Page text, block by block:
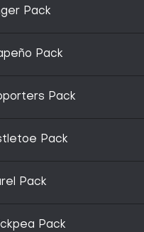
Pack
Pack
Pack
Pack
Pack
Pack